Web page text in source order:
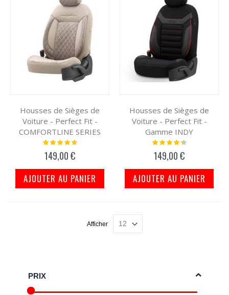
Housses de Sièges de
Voiture - Perfect Fit -
COMFORTLINE SERIES
Notation:
149,00 €
AJOUTER AU PANIER
Housses de Sièges de
Voiture - Perfect Fit -
Gamme INDY
Notation:
149,00 €
AJOUTER AU PANIER
Afficher
PRIX